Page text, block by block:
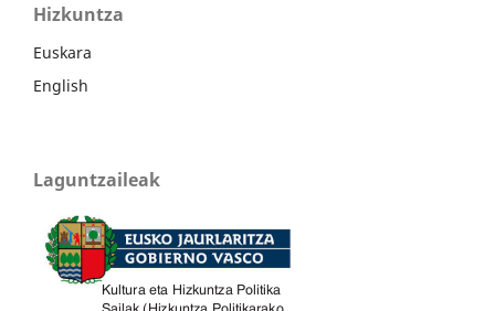
Hizkuntza
Euskara
English
Laguntzaileak